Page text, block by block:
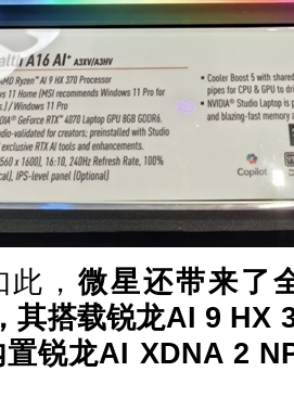
，微星还带来了
其搭载锐龙AI 9 HX
锐龙AI XDNA 2